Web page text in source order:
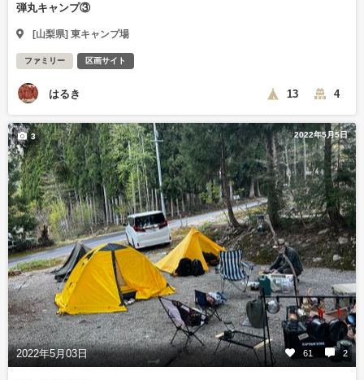
弾丸キャンプ③
[山梨県] 東キャンプ場
ファミリー 区画サイト
はるき 13 4
2022年5月5日
2022年5月03日 61 2
3